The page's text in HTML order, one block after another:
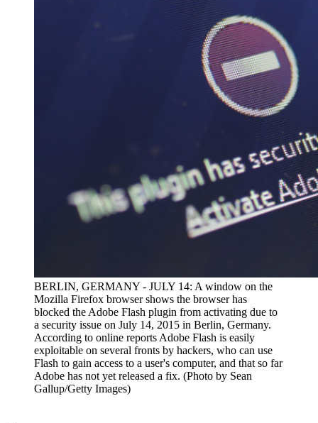
BERLIN, GERMANY - JULY 14: A window on the
Mozilla Firefox browser shows the browser has
blocked the Adobe Flash plugin from activating due to
a security issue on July 14, 2015 in Berlin, Germany.
According to online reports Adobe Flash is easily
exploitable on several fronts by hackers, who can use
Flash to gain access to a user's computer, and that so far
Adobe has not yet released a fix. (Photo by Sean
Gallup/Getty Images)